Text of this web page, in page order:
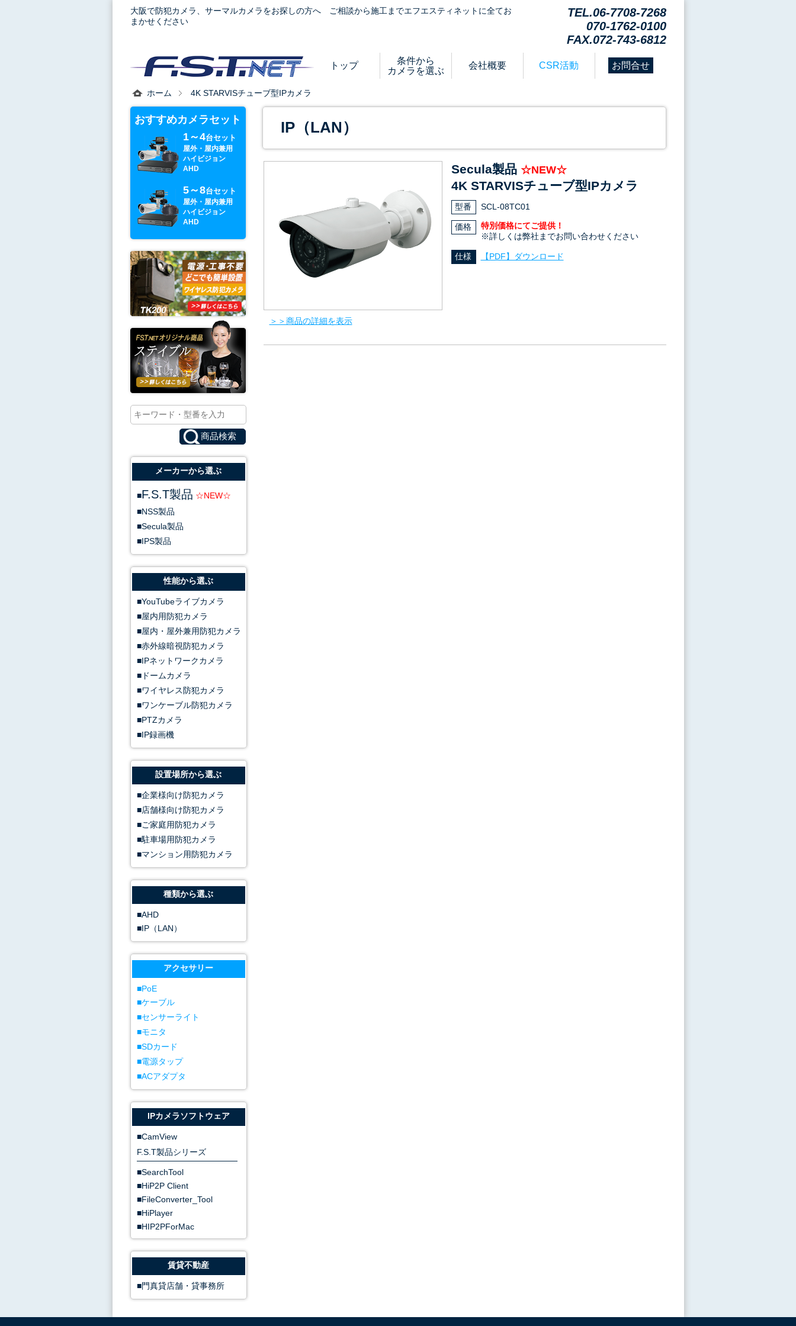
大阪で防犯カメラ、サーマルカメラをお探しの方へ ご相談から施工までエフエスティネットに全てお
まかせください
TEL.06-7708-7268
070-1762-0100
FAX.072-743-6812
トップ
条件から
カメラを選ぶ
会社概要 CSR活動 お問合せ
ホーム 4K STARVISチューブ型IPカメラ
おすすめカメラセット
1～4台セット
屋外・屋内兼用
ハイビジョン
AHD
5～8台セット
屋外・屋内兼用
ハイビジョン
AHD
メーカーから選ぶ
F.S.T製品
NSS製品
Secula製品
IPS製品
性能から選ぶ
YouTubeライブカメラ
屋内用防犯カメラ
屋内・屋外兼用防犯カメラ
赤外線暗視防犯カメラ
IPネットワークカメラ
ドームカメラ
ワイヤレス防犯カメラ
ワンケーブル防犯カメラ
PTZカメラ
IP録画機
設置場所から選ぶ
企業様向け防犯カメラ
店舗様向け防犯カメラ
ご家庭用防犯カメラ
駐車場用防犯カメラ
マンション用防犯カメラ
種類から選ぶ
AHD
IP（LAN）
アクセサリー
PoE
ケーブル
センサーライト
モニタ
SDカード
電源タップ
ACアダプタ
IPカメラソフトウェア
CamView
F.S.T製品シリーズ
SearchTool
HiP2P Client
FileConverter_Tool
HiPlayer
HIP2PForMac
賃貸不動産
門真貸店舗・貸事務所
IP（LAN）
Secula製品 ☆NEW☆
4K STARVISチューブ型IPカメラ
型番 SCL-08TC01
価格
特別価格にてご提供！
※詳しくは弊社までお問い合わせください
仕様 【PDF】ダウンロード
＞＞商品の詳細を表示